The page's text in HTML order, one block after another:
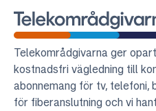
Telekområdgivarna ger
kostnadsfri vägledning till
abonnemang för tv, telefoni,
för fiberanslutning och vi